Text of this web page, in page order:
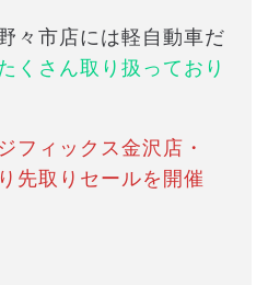
々市店には軽自動車だ
くさん取り扱っており
フィックス金沢店・
先取りセールを開催